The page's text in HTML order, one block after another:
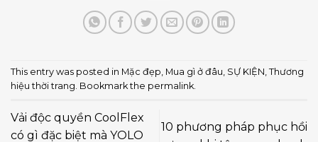
This entry was posted in Mặc đẹp, Mua gì ở đâu, SỰ KIỆN, Thương
hiệu thời trang. Bookmark the permalink.
Vải độc quyền CoolFlex
có gì đặc biệt mà YOLO
10 phương pháp phục hồi